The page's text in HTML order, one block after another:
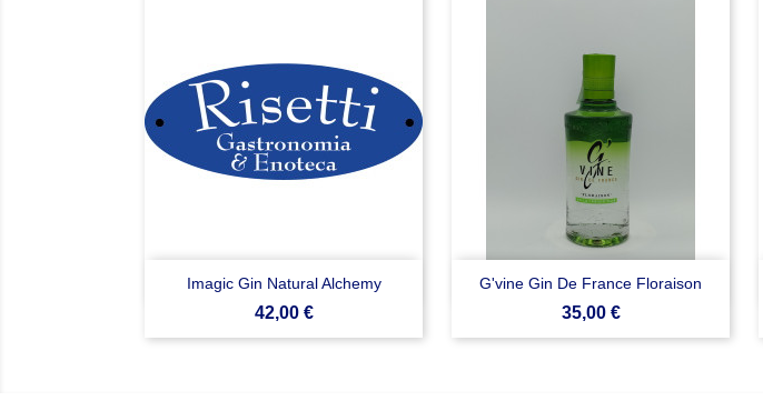
Imagic Gin Natural Alchemy
Prezzo
42,00 €
Anteprima G'vine Gin De France Floraison
Prezzo
35,00 €
Anteprima